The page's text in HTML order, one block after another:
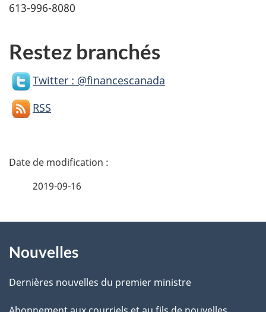
613-996-8080
Restez branchés
Twitter : @financescanada
RSS
D
i
l
2019-09-16
propos
de
Nouvelles
Dernières nouvelles du premier ministre